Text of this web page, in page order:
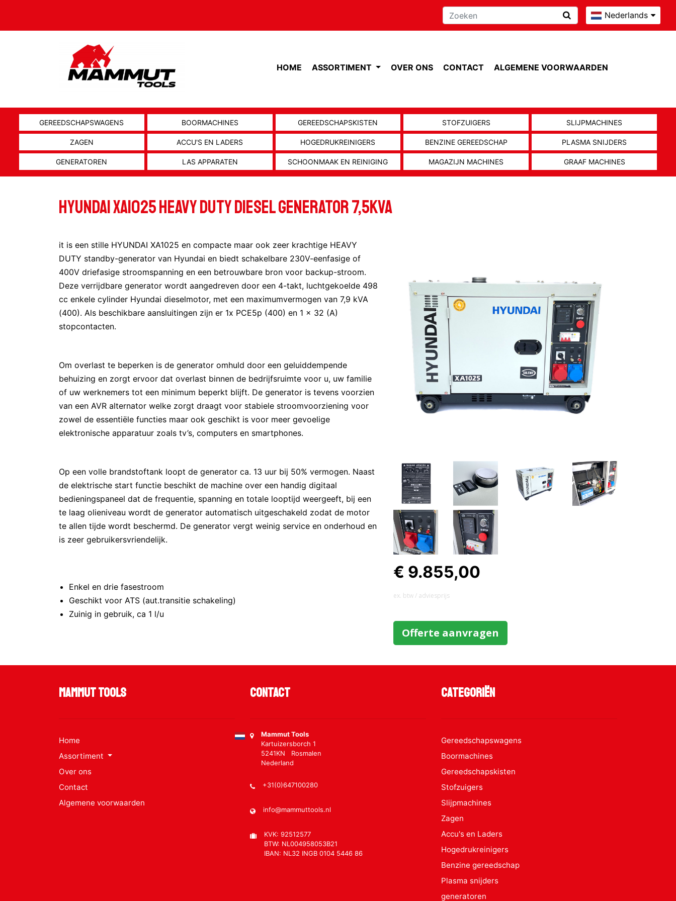
Nederlands
HOME ASSORTIMENT OVER ONS CONTACT ALGEMENE VOORWAARDEN
GEREEDSCHAPSWAGENS BOORMACHINES GEREEDSCHAPSKISTEN STOFZUIGERS SLIJPMACHINES
ZAGEN ACCU'S EN LADERS HOGEDRUKREINIGERS BENZINE GEREEDSCHAP PLASMA SNIJDERS
GENERATOREN LAS APPARATEN SCHOONMAAK EN REINIGING MAGAZIJN MACHINES GRAAF MACHINES
HYUNDAI XA1025 HEAVY DUTY DIESEL GENERATOR 7,5KVA
€ 9.855,00
ex. btw / adviesprijs
Offerte aanvragen
it is een stille HYUNDAI XA1025 en compacte maar ook zeer krachtige HEAVY
DUTY standby-generator van Hyundai en biedt schakelbare 230V-eenfasige of
400V driefasige stroomspanning en een betrouwbare bron voor backup-stroom.
Deze verrijdbare generator wordt aangedreven door een 4-takt, luchtgekoelde 498
cc enkele cylinder Hyundai dieselmotor, met een maximumvermogen van 7,9 kVA
(400). Als beschikbare aansluitingen zijn er 1x PCE5p (400) en 1 x 32 (A)
stopcontacten.
Om overlast te beperken is de generator omhuld door een geluiddempende
behuizing en zorgt ervoor dat overlast binnen de bedrijfsruimte voor u, uw familie
of uw werknemers tot een minimum beperkt blijft. De generator is tevens voorzien
van een AVR alternator welke zorgt draagt voor stabiele stroomvoorziening voor
zowel de essentiële functies maar ook geschikt is voor meer gevoelige
elektronische apparatuur zoals tv’s, computers en smartphones.
Op een volle brandstoftank loopt de generator ca. 13 uur bij 50% vermogen. Naast
de elektrische start functie beschikt de machine over een handig digitaal
bedieningspaneel dat de frequentie, spanning en totale looptijd weergeeft, bij een
te laag olieniveau wordt de generator automatisch uitgeschakeld zodat de motor
te allen tijde wordt beschermd. De generator vergt weinig service en onderhoud en
is zeer gebruikersvriendelijk.
Enkel en drie fasestroom
Geschikt voor ATS (aut.transitie schakeling)
Zuinig in gebruik, ca 1 l/u
Mammut Tools
Home
Assortiment
Over ons
Contact
Algemene voorwaarden
Contact
Mammut Tools
Kartuizersborch 1
5241KN Rosmalen
Nederland
+31(0)647100280
info@mammuttools.nl
KVK: 92512577
BTW: NL004958053B21
IBAN: NL32 INGB 0104 5446 86
Categoriën
Gereedschapswagens
Boormachines
Gereedschapskisten
Stofzuigers
Slijpmachines
Zagen
Accu's en Laders
Hogedrukreinigers
Benzine gereedschap
Plasma snijders
generatoren